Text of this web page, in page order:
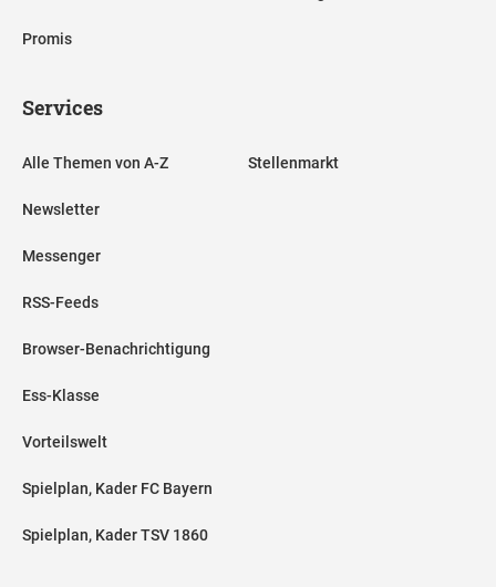
Promis
Services
Alle Themen von A-Z
Newsletter
Messenger
RSS-Feeds
Browser-Benachrichtigung
Ess-Klasse
Vorteilswelt
Spielplan, Kader FC Bayern
Spielplan, Kader TSV 1860
Stellenmarkt